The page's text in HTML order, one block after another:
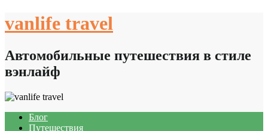
to
vanlife travel
Автомобильные путешествия в стиле
вэнлайф
Блог
Путешествия